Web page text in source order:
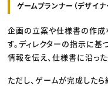
ゲームプランナー（デザイナ
企画の立案や仕様書の作成
す。ディレクターの指示に
情報を伝え、仕様書に沿っ
ただし、ゲームが完成した